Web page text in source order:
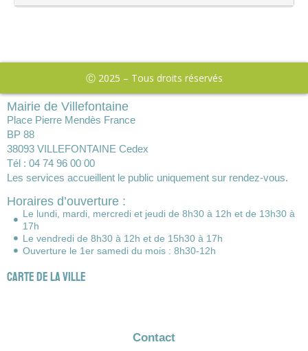
Ⓒ 2025 – Tous droits réservés
Mairie de Villefontaine
Place Pierre Mendès France
BP 88
38093 VILLEFONTAINE Cedex
Tél : 04 74 96 00 00
Les services accueillent le public uniquement sur rendez-vous.
Horaires d’ouverture :
Le lundi, mardi, mercredi et jeudi de 8h30 à 12h et de 13h30 à
17h
Le vendredi de 8h30 à 12h et de 15h30 à 17h
Ouverture le 1er samedi du mois : 8h30-12h
Carte de la ville
Contact